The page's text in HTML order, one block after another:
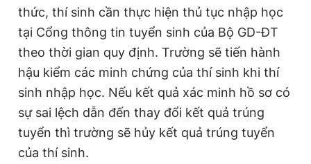
thức, thí sinh cần thực hiện thủ tục nhập học
tại Cổng thông tin tuyển sinh của Bộ GD-ĐT
theo thời gian quy định. Trường sẽ tiến hành
hậu kiểm các minh chứng của thí sinh khi thí
sinh nhập học. Nếu kết quả xác minh hồ sơ có
sự sai lệch dẫn đến thay đổi kết quả trúng
tuyển thì trường sẽ hủy kết quả trúng tuyển
của thí sinh.